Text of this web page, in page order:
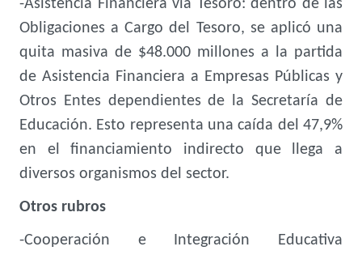
-Asistencia Financiera vía Tesoro: dentro de las
Obligaciones a Cargo del Tesoro, se aplicó una
quita masiva de $48.000 millones a la partida
de Asistencia Financiera a Empresas Públicas y
Otros Entes dependientes de la Secretaría de
Educación. Esto representa una caída del 47,9%
en el financiamiento indirecto que llega a
diversos organismos del sector.
Otros rubros
-Cooperación e Integración Educativa